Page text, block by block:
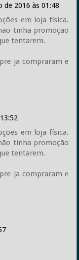
de 2016 às 01:48
em loja física.
tinha promoção
tentarem.
ja compraram e
em loja física.
tinha promoção
tentarem.
ja compraram e